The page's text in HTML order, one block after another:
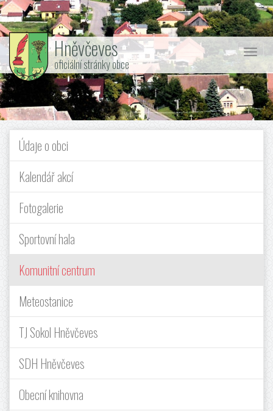
Hněvčeves
oficiální stránky obce
Údaje o obci
Kalendář akcí
Fotogalerie
Sportovní hala
Komunitní centrum
Meteostanice
TJ Sokol Hněvčeves
SDH Hněvčeves
Obecní knihovna